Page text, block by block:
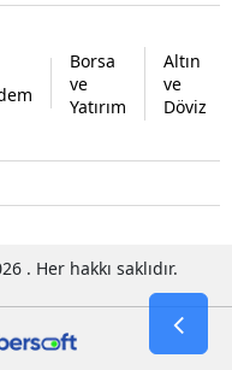
toplatma
sürüyor
Borsa
ve
Yatırım
Altın
ve
Döviz
. Her hakkı saklıdır.